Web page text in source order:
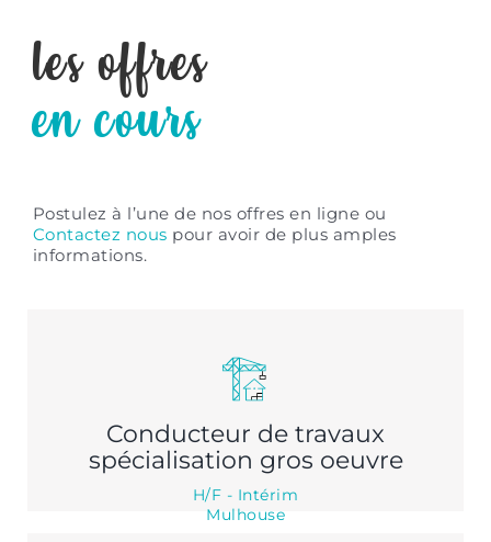
les offres
en cours
Postulez à l’une de nos offres en ligne ou
Contactez nous pour avoir de plus amples
informations.
Conducteur de travaux
spécialisation gros oeuvre
H/F - Intérim
Mulhouse